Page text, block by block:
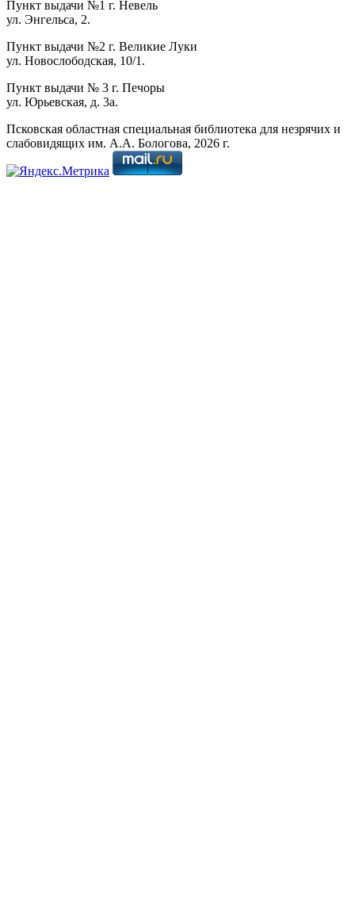
Пункт выдачи №1 г. Невель
ул. Энгельса, 2.
Пункт выдачи №2 г. Великие Луки
ул. Новослободская, 10/1.
Пункт выдачи № 3 г. Печоры
ул. Юрьевская, д. 3а.
Псковская областная специальная библиотека для незрячих и
слабовидящих им. А.А. Бологова, 2026 г.